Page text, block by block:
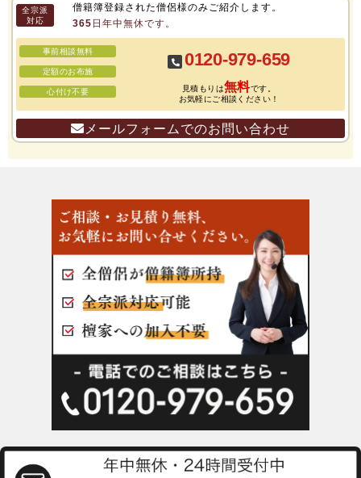
全宗派
対応
僧籍簿登録された僧侶様のみご紹介します。
365日年中無休です。
事前相談無料
定額のお布施
心付け不要
0120-979-659
見積もりは無料です。
お気軽にご相談ください！
メールフォームでのお問い合わせ